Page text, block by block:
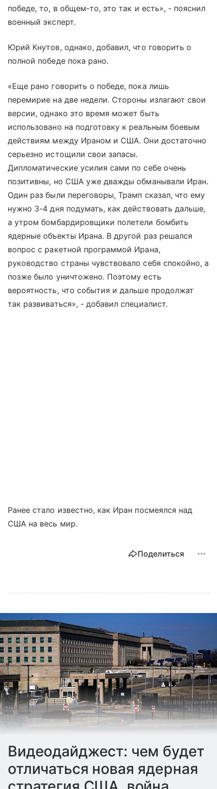
победе, то, в общем-то, это так и есть», - пояснил
военный эксперт.
Юрий Кнутов, однако, добавил, что говорить о
полной победе пока рано.
«Еще рано говорить о победе, пока лишь
перемирие на две недели. Стороны излагают свои
версии, однако это время может быть
использовано на подготовку к реальным боевым
действиям между Ираном и США. Они достаточно
серьезно истощили свои запасы.
Дипломатические усилия сами по себе очень
позитивны, но США уже дважды обманывали Иран.
Один раз были переговоры, Трамп сказал, что ему
нужно 3-4 дня подумать, как действовать дальше,
а утром бомбардировщики полетели бомбить
ядерные объекты Ирана. В другой раз решался
вопрос с ракетной программой Ирана,
руководство страны чувствовало себя спокойно, а
позже было уничтожено. Поэтому есть
вероятность, что события и дальше продолжат
так развиваться», - добавил специалист.
Ранее стало известно, как Иран посмеялся над
США на весь мир.
Поделиться
Видеодайджест: чем будет
отличаться новая ядерная